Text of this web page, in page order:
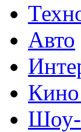
Авто
Шоу-